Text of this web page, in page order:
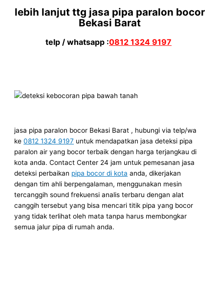
lebih lanjut ttg jasa pipa paralon bocor
Bekasi Barat
telp / whatsapp :0812 1324 9197
jasa pipa paralon bocor Bekasi Barat , hubungi via telp/wa
ke0812 1324 9197 untuk mendapatkan jasa deteksi pipa
paralon air yang bocor terbaik dengan harga terjangkau di
kota anda. Contact Center 24 jam untuk pemesanan jasa
deteksi perbaikan pipa bocor di kota anda, dikerjakan
dengan tim ahli berpengalaman, menggunakan mesin
tercanggih sound frekuensi analis terbaru dengan alat
canggih tersebut yang bisa mencari titik pipa yang bocor
yang tidak terlihat oleh mata tanpa harus membongkar
semua jalur pipa di rumah anda.